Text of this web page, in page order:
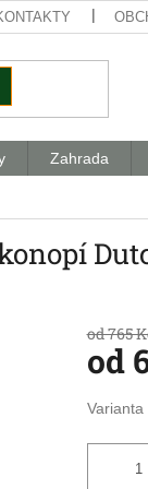
Zahrada
od 765
od
Měrná
cena:
Varianta